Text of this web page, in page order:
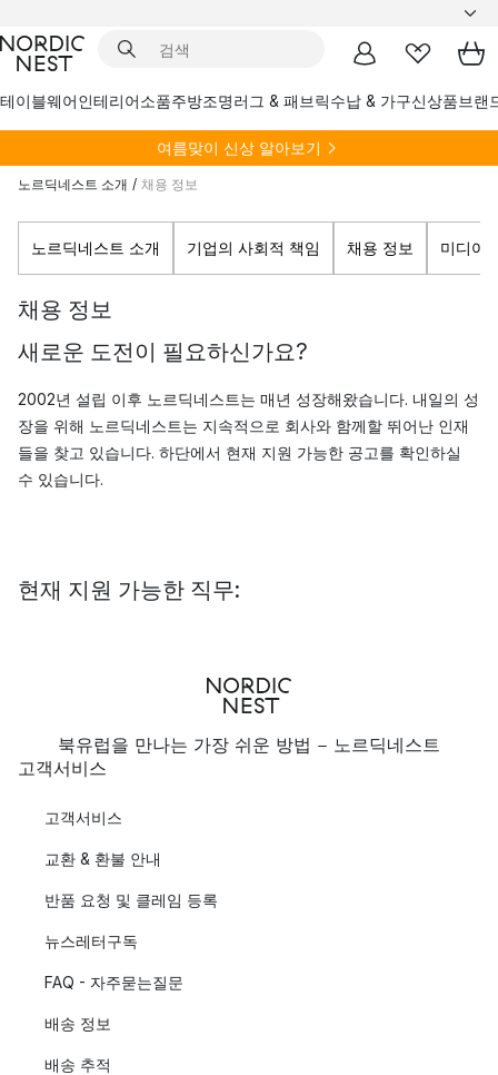
테이블웨어인테리어소품주방조명러그 & 패브릭수납 & 가구신상품브랜
여름맞이 신상 알아보기
노르딕네스트 소개 / 채용 정보
노르딕네스트 소개 기업의 사회적 책임 채용 정보 미디어
채용 정보
새로운 도전이 필요하신가요?
2002년 설립 이후 노르딕네스트는 매년 성장해왔습니다. 내일의 성
장을 위해 노르딕네스트는 지속적으로 회사와 함께할 뛰어난 인재
들을 찾고 있습니다. 하단에서 현재 지원 가능한 공고를 확인하실
수 있습니다.
현재 지원 가능한 직무:
북유럽을 만나는 가장 쉬운 방법 - 노르딕네스트
고객서비스
고객서비스
교환 & 환불 안내
반품 요청 및 클레임 등록
뉴스레터구독
FAQ - 자주묻는질문
배송 정보
배송 추적